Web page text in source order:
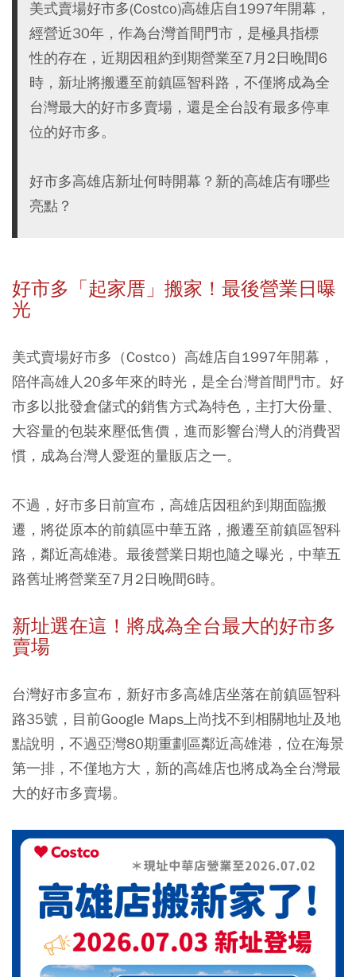
美式賣場好市多(Costco)高雄店自1997年開幕，
經營近30年，作為台灣首間門市，是極具指標
性的存在，近期因租約到期營業至7月2日晚間6
時，新址將搬遷至前鎮區智科路，不僅將成為全
台灣最大的好市多賣場，還是全台設有最多停車
位的好市多。
好市多高雄店新址何時開幕？新的高雄店有哪些
亮點？
好市多「起家厝」搬家！最後營業日曝
光
美式賣場好市多（Costco）高雄店自1997年開幕，
陪伴高雄人20多年來的時光，是全台灣首間門市。 好
市多以批發倉儲式的銷售方式為特色，主打大份量、
大容量的包裝來壓低售價，進而影響台灣人的消費習
慣，成為台灣人愛逛的量販店之一。
不過，好市多日前宣布，高雄店因租約到期面臨搬
遷，將從原本的前鎮區中華五路，搬遷至前鎮區智科
路，鄰近高雄港。最後營業日期也隨之曝光， 中華五
路舊址將營業至7月2日晚間6時。
新址選在這！將成為全台最大的好市多
賣場
台灣好市多宣布， 新好市多高雄店坐落在前鎮區智科
路35號 ，目前Google Maps上尚找不到相關地址及地
點說明，不過亞灣80期重劃區鄰近高雄港，位在海景
第一排，不僅地方大，新的高雄店也將成為全台灣最
大的好市多賣場。